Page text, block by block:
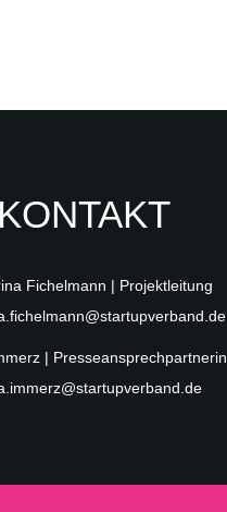
KONTAKT
Fichelmann | Projektleitung
| Presseansprechpartnerin